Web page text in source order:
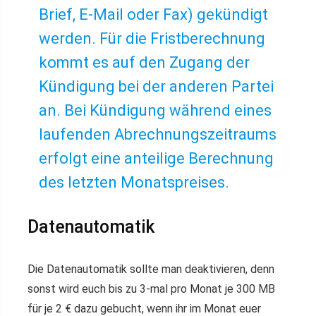
Brief, E-Mail oder Fax) gekündigt
werden. Für die Fristberechnung
kommt es auf den Zugang der
Kündigung bei der anderen Partei
an. Bei Kündigung während eines
laufenden Abrechnungszeitraums
erfolgt eine anteilige Berechnung
des letzten Monatspreises.
Datenautomatik
Die Datenautomatik sollte man deaktivieren, denn
sonst wird euch bis zu 3-mal pro Monat je 300 MB
für je 2 € dazu gebucht, wenn ihr im Monat euer